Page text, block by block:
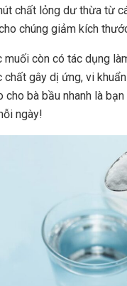
chất lỏng dư thừa từ
chúng giảm kích
muối còn có tác dụng
chất gây dị ứng, vi
cho bà bầu nhanh là
ngày!